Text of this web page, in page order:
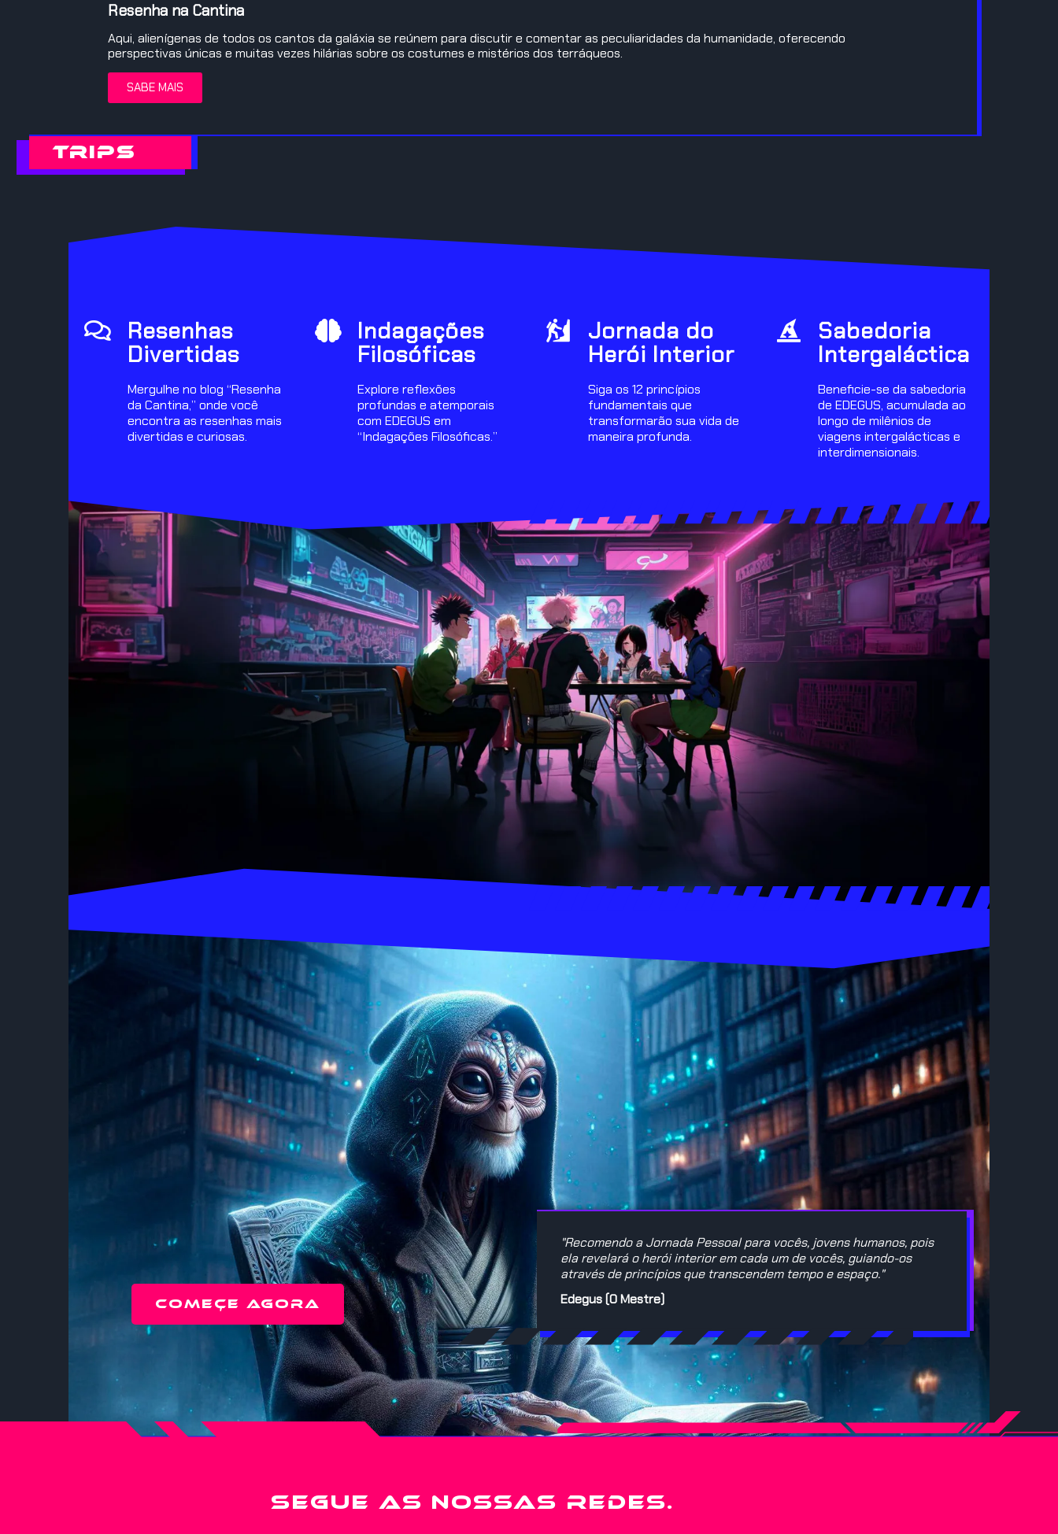
Resenha na Cantina
Aqui, alienígenas de todos os cantos da galáxia se reúnem para discutir e comentar as peculiaridades da humanidade, oferecendo
perspectivas únicas e muitas vezes hilárias sobre os costumes e mistérios dos terráqueos.
SABE MAIS
Trips
Resenhas
Divertidas
Mergulhe no blog “Resenha
da Cantina,” onde você
encontra as resenhas mais
divertidas e curiosas.
Indagações
Filosóficas
Explore reflexões
profundas e atemporais
com EDEGUS em
“Indagações Filosóficas.”
Jornada do
Herói Interior
Siga os 12 princípios
fundamentais que
transformarão sua vida de
maneira profunda.
Sabedoria
Intergaláctica
Beneficie-se da sabedoria
de EDEGUS, acumulada ao
longo de milênios de
viagens intergalácticas e
interdimensionais.
Começe agora
"Recomendo a Jornada Pessoal para vocês, jovens humanos, pois
ela revelará o herói interior em cada um de vocês, guiando-os
através de princípios que transcendem tempo e espaço."
Edegus (O Mestre)
SEGUE AS NOSSAS REDES.